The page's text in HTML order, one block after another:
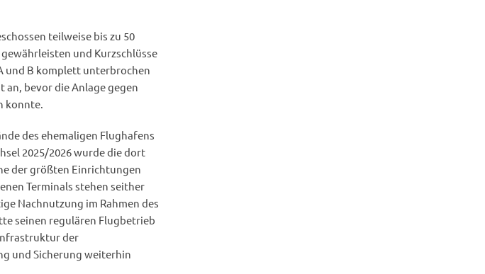
teilweise bis zu 50
und Kurzschlüsse
und B komplett unterbrochen
bevor die Anlage gegen
konnte.
des ehemaligen Flughafens
2025/2026 wurde die dort
der größten Einrichtungen
Terminals stehen seither
Nachnutzung im Rahmen des
seinen regulären Flugbetrieb
der
und Sicherung weiterhin